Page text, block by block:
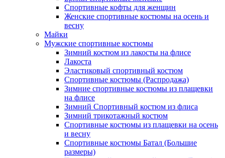
Спортивные кофты для женщин
Женские спортивные костюмы на осень и
весну
Майки
Мужские спортивные костюмы
Зимний костюм из лакосты на флисе
Лакоста
Эластиковый спортивный костюм
Спортивные костюмы (Распродажа)
Зимние спортивные костюмы из плащевки
на флисе
Зимний Спортивный костюм из флиса
Зимний трикотажный костюм
Спортивные костюмы из плащевки на осень
и весну
Спортивные костюмы Батал (Большие
размеры)